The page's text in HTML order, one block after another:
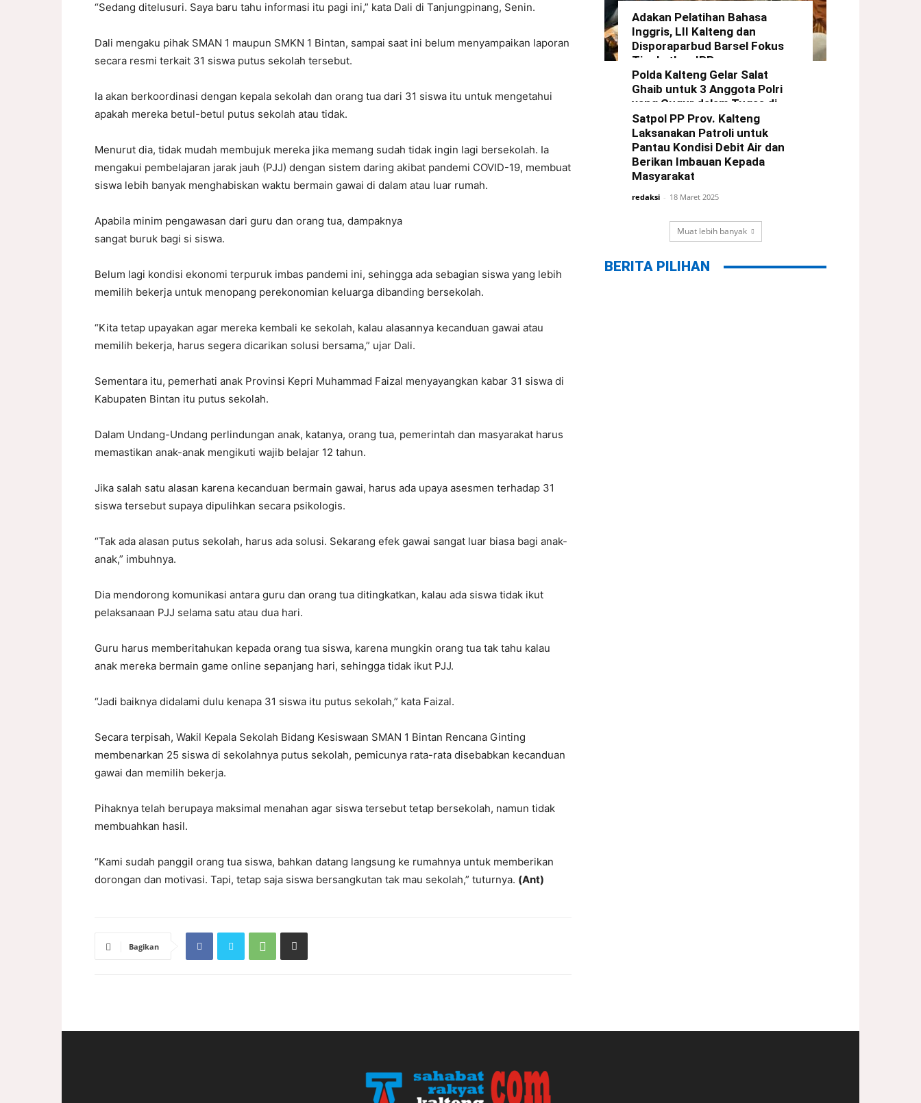
“Sedang ditelusuri. Saya baru tahu informasi itu pagi ini,” kata Dali di Tanjungpinang, Senin.
Dali mengaku pihak SMAN 1 maupun SMKN 1 Bintan, sampai saat ini belum menyampaikan laporan
secara resmi terkait 31 siswa putus sekolah tersebut.
Ia akan berkoordinasi dengan kepala sekolah dan orang tua dari 31 siswa itu untuk mengetahui
apakah mereka betul-betul putus sekolah atau tidak.
Menurut dia, tidak mudah membujuk mereka jika memang sudah tidak ingin lagi bersekolah. Ia
mengakui pembelajaran jarak jauh (PJJ) dengan sistem daring akibat pandemi COVID-19, membuat
siswa lebih banyak menghabiskan waktu bermain gawai di dalam atau luar rumah.
Apabila minim pengawasan dari guru dan orang tua, dampaknya
sangat buruk bagi si siswa.
Belum lagi kondisi ekonomi terpuruk imbas pandemi ini, sehingga ada sebagian siswa yang lebih
memilih bekerja untuk menopang perekonomian keluarga dibanding bersekolah.
“Kita tetap upayakan agar mereka kembali ke sekolah, kalau alasannya kecanduan gawai atau
memilih bekerja, harus segera dicarikan solusi bersama,” ujar Dali.
Sementara itu, pemerhati anak Provinsi Kepri Muhammad Faizal menyayangkan kabar 31 siswa di
Kabupaten Bintan itu putus sekolah.
Dalam Undang-Undang perlindungan anak, katanya, orang tua, pemerintah dan masyarakat harus
memastikan anak-anak mengikuti wajib belajar 12 tahun.
Jika salah satu alasan karena kecanduan bermain gawai, harus ada upaya asesmen terhadap 31
siswa tersebut supaya dipulihkan secara psikologis.
“Tak ada alasan putus sekolah, harus ada solusi. Sekarang efek gawai sangat luar biasa bagi anak-
anak,” imbuhnya.
Dia mendorong komunikasi antara guru dan orang tua ditingkatkan, kalau ada siswa tidak ikut
pelaksanaan PJJ selama satu atau dua hari.
Guru harus memberitahukan kepada orang tua siswa, karena mungkin orang tua tak tahu kalau
anak mereka bermain game online sepanjang hari, sehingga tidak ikut PJJ.
“Jadi baiknya didalami dulu kenapa 31 siswa itu putus sekolah,” kata Faizal.
Secara terpisah, Wakil Kepala Sekolah Bidang Kesiswaan SMAN 1 Bintan Rencana Ginting
membenarkan 25 siswa di sekolahnya putus sekolah, pemicunya rata-rata disebabkan kecanduan
gawai dan memilih bekerja.
Pihaknya telah berupaya maksimal menahan agar siswa tersebut tetap bersekolah, namun tidak
membuahkan hasil.
“Kami sudah panggil orang tua siswa, bahkan datang langsung ke rumahnya untuk memberikan
dorongan dan motivasi. Tapi, tetap saja siswa bersangkutan tak mau sekolah,” tuturnya. (Ant)
Bagikan
Adakan Pelatihan Bahasa
Inggris, LII Kalteng dan
Disporaparbud Barsel Fokus
Tingkatkan IPP
redaksi - 21 Maret 2025
Polda Kalteng Gelar Salat
Ghaib untuk 3 Anggota Polri
yang Gugur dalam Tugas di
Way Kanan Lampung
redaksi - 19 Maret 2025
Satpol PP Prov. Kalteng
Laksanakan Patroli untuk
Pantau Kondisi Debit Air dan
Berikan Imbauan Kepada
Masyarakat
redaksi - 18 Maret 2025
Muat lebih banyak
BERITA PILIHAN